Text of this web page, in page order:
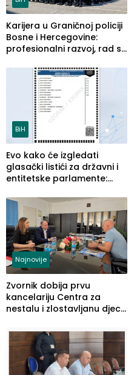
Karijera u Graničnoj policiji
Bosne i Hercegovine:
profesionalni razvoj, rad sa
služba građanima
BiH
Evo kako će izgledati
glasački listići za državni i
entitetske parlamente:
vidljive na njima
Najnovije
Zvornik dobija prvu
kancelariju Centra za
nestalu i zlostavljanu djecu